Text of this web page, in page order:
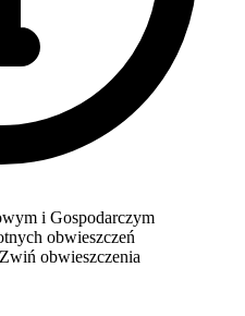
i Gospodarczym
obwieszczeń
Zwiń obwieszczenia